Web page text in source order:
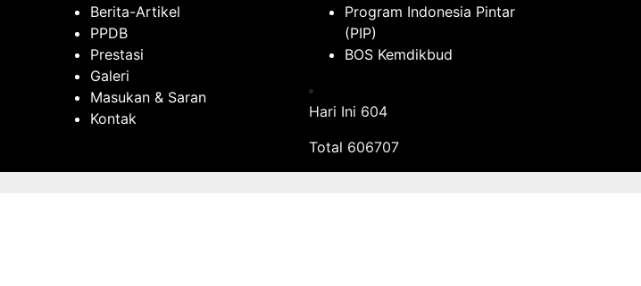
Berita-Artikel
PPDB
Prestasi
Galeri
Masukan & Saran
Kontak
Program Indonesia Pintar
(PIP)
BOS Kemdikbud
Hari Ini 604
Total 606707